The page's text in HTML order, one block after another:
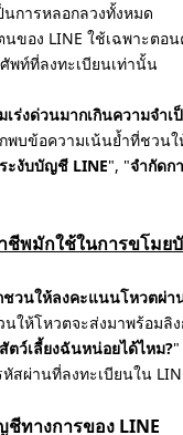
การหลอกลวงทั้งหมด
ของ LINE ใช้เฉพาะตอ
พท์ที่ลงทะเบียนเท่านั้น
เร่งด่วนมากเกินความจำเ
พบข้อความเน้นย้ำที่ชวน
ระงับบัญชี LINE", "จำกัดก
ชีพมักใช้ในการขโม
วนให้ลงคะแนนโหวตผ่า
ให้โหวตจะส่งมาพร้อมลิ
ตว์เลี้ยงฉันหน่อยได้ไหม?
สผ่านที่ลงทะเบียนใน
ทางการของ LINE